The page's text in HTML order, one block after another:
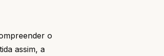
o
assim, a